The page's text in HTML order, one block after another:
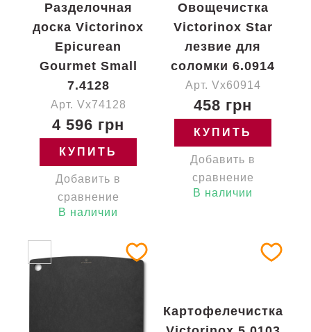
Разделочная
доска Victorinox
Epicurean
Gourmet Small
7.4128
Арт. Vx74128
4 596 грн
КУПИТЬ
Добавить в
сравнение
В наличии
Овощечистка
Victorinox Star
лезвие для
соломки 6.0914
Арт. Vx60914
458 грн
КУПИТЬ
Добавить в
сравнение
В наличии
Картофелечистка